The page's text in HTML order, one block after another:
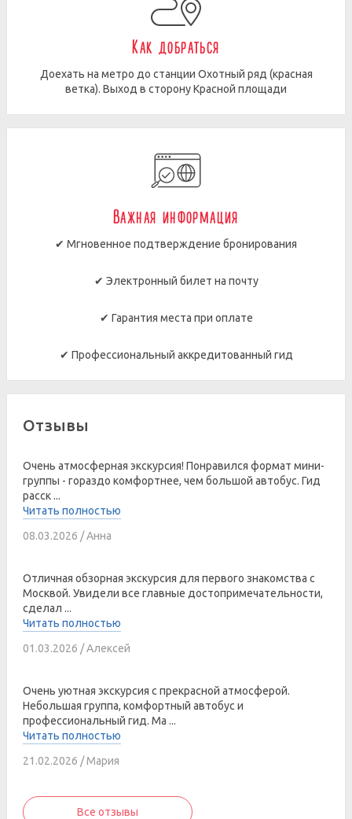
Как добраться
Доехать на метро до станции Охотный ряд (красная
ветка). Выход в сторону Красной площади
Важная информация
✔ Мгновенное подтверждение бронирования
✔ Электронный билет на почту
✔ Гарантия места при оплате
✔ Профессиональный аккредитованный гид
Отзывы
Очень атмосферная экскурсия! Понравился формат мини-
группы - гораздо комфортнее, чем большой автобус. Гид
расск ...
Читать полностью
08.03.2026 / Анна
Отличная обзорная экскурсия для первого знакомства с
Москвой. Увидели все главные достопримечательности,
сделал ...
Читать полностью
01.03.2026 / Алексей
Очень уютная экскурсия с прекрасной атмосферой.
Небольшая группа, комфортный автобус и
профессиональный гид. Ма ...
Читать полностью
21.02.2026 / Мария
Все отзывы